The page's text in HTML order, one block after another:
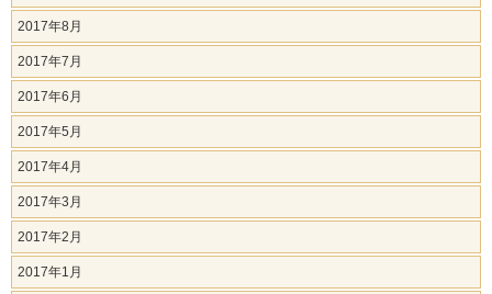
2017年8月
2017年7月
2017年6月
2017年5月
2017年4月
2017年3月
2017年2月
2017年1月